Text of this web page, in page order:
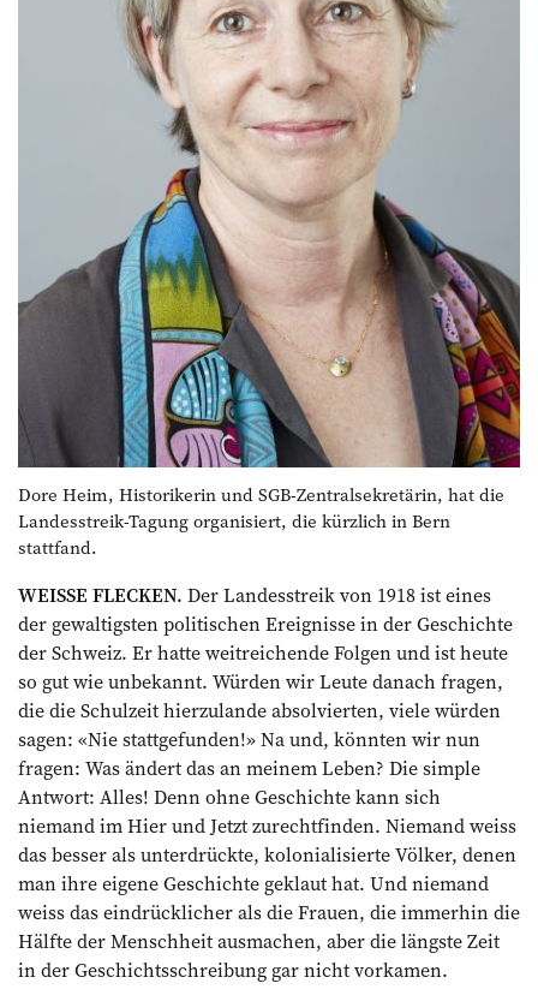
Dore Heim, Historikerin und SGB-Zentral­sekretärin, hat die
Landesstreik-Tagung organisiert, die kürzlich in Bern
stattfand.
WEISSE FLECKEN. Der Landesstreik von 1918 ist eines
der gewaltigsten politischen Ereignisse in der Geschichte
der Schweiz. Er hatte weitreichende Folgen und ist heute
so gut wie unbekannt. Würden wir Leute danach fragen,
die die Schulzeit hierzulande absolvierten, viele würden
sagen: «Nie stattgefunden!» Na und, könnten wir nun
fragen: Was ändert das an meinem Leben? Die simple
Antwort: Alles! Denn ohne Geschichte kann sich
niemand im Hier und Jetzt zurechtfinden. Niemand weiss
das besser als unterdrückte, kolonialisierte Völker, denen
man ihre eigene Geschichte geklaut hat. Und niemand
weiss das eindrücklicher als die Frauen, die immerhin die
Hälfte der Menschheit ausmachen, aber die längste Zeit
in der Geschichtsschreibung gar nicht vorkamen.